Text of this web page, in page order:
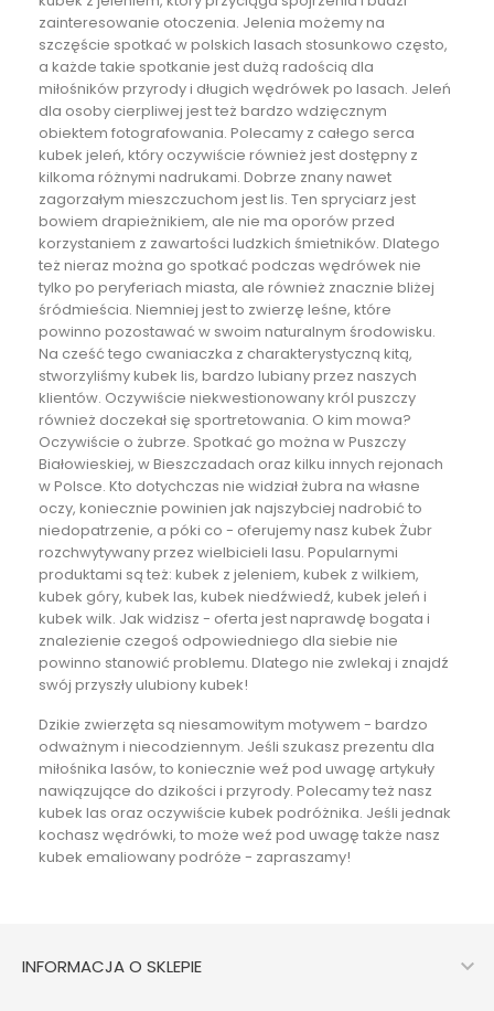
zainteresowanie otoczenia. Jelenia możemy na
szczęście spotkać w polskich lasach stosunkowo często,
a każde takie spotkanie jest dużą radością dla
miłośników przyrody i długich wędrówek po lasach. Jeleń
dla osoby cierpliwej jest też bardzo wdzięcznym
obiektem fotografowania. Polecamy z całego serca
kubek jeleń, który oczywiście również jest dostępny z
kilkoma różnymi nadrukami. Dobrze znany nawet
zagorzałym mieszczuchom jest lis. Ten spryciarz jest
bowiem drapieżnikiem, ale nie ma oporów przed
korzystaniem z zawartości ludzkich śmietników. Dlatego
też nieraz można go spotkać podczas wędrówek nie
tylko po peryferiach miasta, ale również znacznie bliżej
śródmieścia. Niemniej jest to zwierzę leśne, które
powinno pozostawać w swoim naturalnym środowisku.
Na cześć tego cwaniaczka z charakterystyczną kitą,
stworzyliśmykubek lis, bardzo lubiany przez naszych
klientów. Oczywiście niekwestionowany król puszczy
również doczekał się sportretowania. O kim mowa?
Oczywiście o żubrze. Spotkać go można w Puszczy
Białowieskiej, w Bieszczadach oraz kilku innych rejonach
w Polsce. Kto dotychczas nie widział żubra na własne
oczy, koniecznie powinien jak najszybciej nadrobić to
niedopatrzenie, a póki co - oferujemy nasz kubek Żubr
rozchwytywany przez wielbicieli lasu. Popularnymi
produktami są też: kubek z jeleniem, kubek z wilkiem,
kubek góry, kubek las, kubek niedźwiedź, kubek jeleń i
kubek wilk. Jak widzisz - oferta jest naprawdę bogata i
znalezienie czegoś odpowiedniego dla siebie nie
powinno stanowić problemu. Dlatego nie zwlekaj i znajdź
swój przyszły ulubiony kubek!
Dzikie zwierzęta są niesamowitym motywem - bardzo
odważnym i niecodziennym. Jeśli szukasz prezentu dla
miłośnika lasów, to koniecznie weź pod uwagę artykuły
nawiązujące do dzikości i przyrody. Polecamy też nasz
kubek las oraz oczywiście kubek podróżnika. Jeśli jednak
kochasz wędrówki, to może weź pod uwagę także nasz
kubek emaliowany podróże - zapraszamy!
INFORMACJA O SKLEPIE 